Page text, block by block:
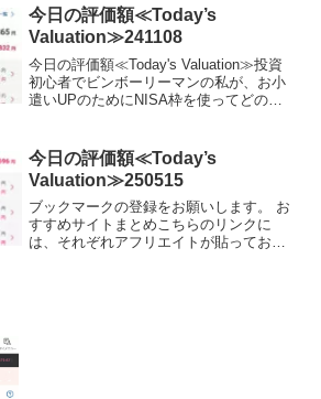
きるだけ投資に回すようにしています。
終...
今日の評価額≪Today’s
Valuation≫241108
今日の評価額≪Today's Valuation≫投資
初心者でビンボーリーマンの私が、お小
遣いUPのためにNISA枠を使ってどの銘
えていれば、少なからず長期投資を始め
る...
今日の評価額≪Today’s
Valuation≫250515
ブックマークの登録をお願いします。 お
すすめサイトまとめこちらのリンクに
は、それぞれアフリエイトが貼っており